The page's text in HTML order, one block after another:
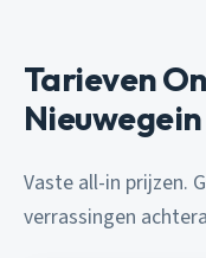
Tarieven
Nieuwegein
Vaste all-in prijzen.
verrassingen